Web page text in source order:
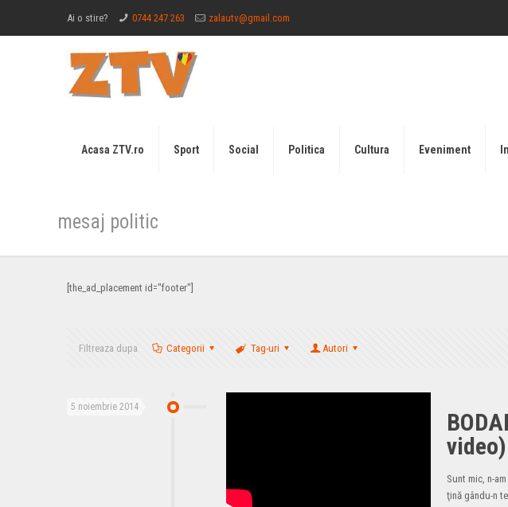
Ai o stire? 0744 247 263 zalautv@gmail.com
Acasa ZTV.ro Sport Social Politica Cultura Eveniment
mesaj politic
[the_ad_placement id="footer"]
Filtreaza dupa Categorii Tag-uri Autori
5 noiembrie 2014
video)
Sunt mic, n-
ţină gându-n